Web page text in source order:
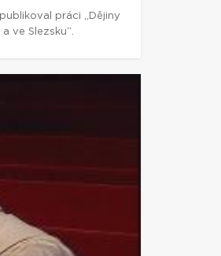
práci „Dějiny
ve Slezsku“.